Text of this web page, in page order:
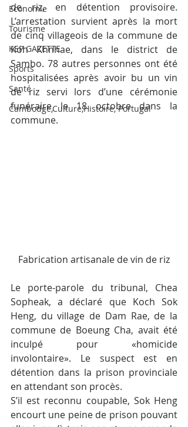
Economie
Tourisme
KEP GAZETTE
Sports
Santé
Cambodge,Culture,Histoire, Portugal
de riz, en détention provisoire.
L’arrestation survient après la mort
de cinq villageois de la commune de
Koh Khnhae, dans le district de
Sambo. 78 autres personnes ont été
hospitalisées après avoir bu un vin
de riz servi lors d’une cérémonie
funéraire le 18 octobre dans la
commune.
Fabrication artisanale de vin de riz
Le porte-parole du tribunal, Chea
Sopheak, a déclaré que Koch Sok
Heng, du village de Dam Rae, de la
commune de Boeung Cha, avait été
inculpé pour «homicide
involontaire». Le suspect est en
détention dans la prison provinciale
en attendant son procès.
S’il est reconnu coupable, Sok Heng
encourt une peine de prison pouvant